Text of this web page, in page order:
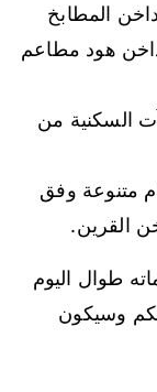
المطابخ
هود مطاعم
السكنية من
متنوعة وفق
القرين.
طوال اليوم
وسيكون